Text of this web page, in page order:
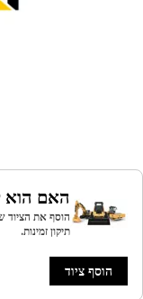
האם הוא
הוסף את הציוד
תיקון זמינות.
הוסף ציוד